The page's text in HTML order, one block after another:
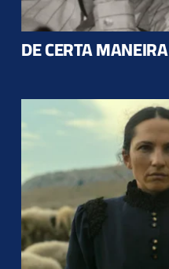
DE CERTA MANEIRA